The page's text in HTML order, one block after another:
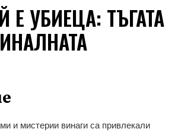
Е УБИЕЦА: ТЪГАТА
и мистерии винаги са привлекали